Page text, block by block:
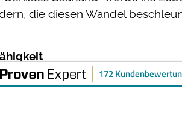
die diesen Wandel
bis zur Umsetzung:
172